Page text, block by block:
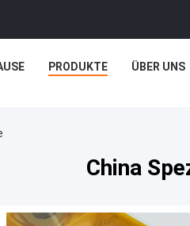
PRODUKTE ÜBER UNS
China